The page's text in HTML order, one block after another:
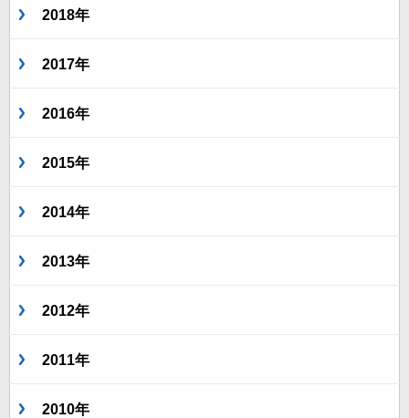
2018年
2017年
2016年
2015年
2014年
2013年
2012年
2011年
2010年